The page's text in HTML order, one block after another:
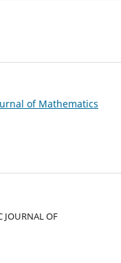
of Mathematics
JOURNAL OF